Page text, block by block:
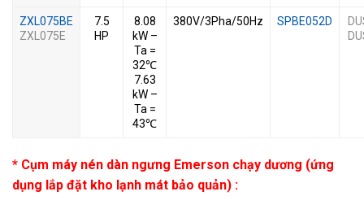
ZXL075BE
ZXL075E
7.5
HP
8.08
kW –
Ta =
32℃
7.63
kW –
Ta =
43℃
380V/3Pha/50Hz SPBE052D
* Cụm máy nén dàn ngưng Emerson chạy dương (ứng
dụng lắp đặt kho lạnh mát bảo quản) :